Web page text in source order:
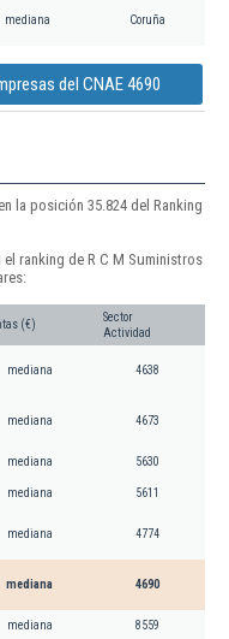
mediana Coruña
del CNAE 4690
la posición 35.824 del Ranking
ranking de R C M Suministros
(€)
Sector
Actividad
mediana 4638
mediana 4673
mediana 5630
mediana 5611
mediana 4774
mediana 4690
mediana 8559